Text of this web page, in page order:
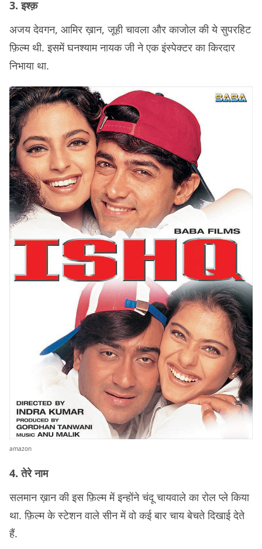
3. इश्क़
अजय देवगन, आमिर ख़ान, जूही चावला और काजोल की ये सुपरहिट
फ़िल्म थी. इसमें घनश्याम नायक जी ने एक इंस्पेक्टर का किरदार
निभाया था.
amazon
4. तेरे नाम
सलमान ख़ान की इस फ़िल्म में इन्होंने चंदू चायवाले का रोल प्ले किया
था. फ़िल्म के स्टेशन वाले सीन में वो कई बार चाय बेचते दिखाई देते
हैं.